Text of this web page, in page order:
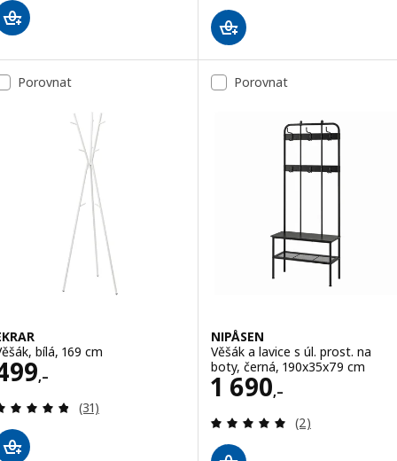
Porovnat
bílá, 169 cm
,– 499,–
Recenze: 4.8 z 5 hvězdy. Celkem recenzí:
(31)
Porovnat
NIPÅSEN
Věšák a lavice s úl. prost. na
boty, černá, 190x35x79 cm
1 690,–
Cena 1690,–
Recenze: 5 z 5
(2)